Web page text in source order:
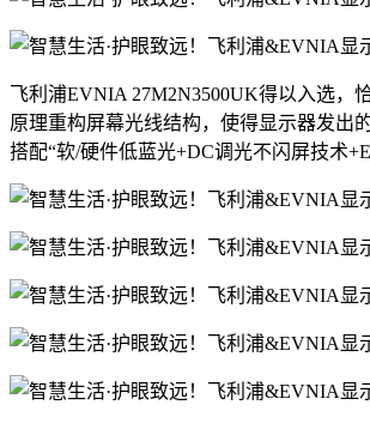
飞利浦EVNIA 27M2N3500UK得以入选，
原理重构屏幕光线结构，使得显示器发出
搭配“软/硬件低蓝光+DC调光不闪屏技术